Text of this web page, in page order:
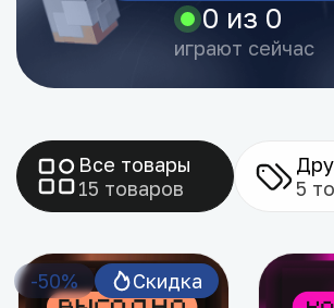
0 из 0
играют сейчас
Все товары
15 товаров
5
-50% Скидка